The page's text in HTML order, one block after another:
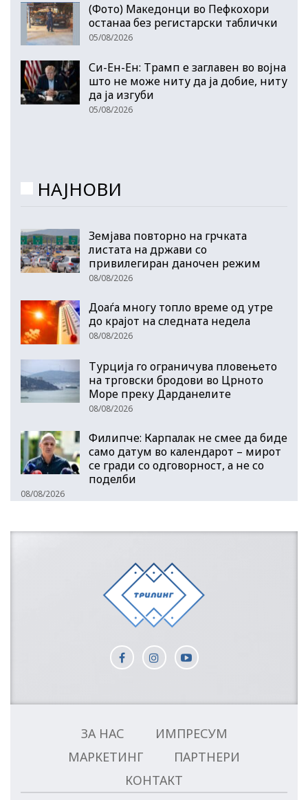
(Фото) Македонци во Пефкохори
останаа без регистарски таблички
05/08/2026
Си-Ен-Ен: Трамп е заглавен во војна
што не може ниту да ја добие, ниту
да ја изгуби
05/08/2026
НАЈНОВИ
Земјава повторно на грчката
листата на држави со
привилегиран даночен режим
08/08/2026
Доаѓа многу топло време од утре
до крајот на следната недела
08/08/2026
Турција го ограничува пловењето
на трговски бродови во Црното
Море преку Дарданелите
08/08/2026
Филипче: Карпалак не смее да биде
само датум во календарот – мирот
се гради со одговорност, а не со
поделби
08/08/2026
ЗА НАС
ИМПРЕСУМ
МАРКЕТИНГ
ПАРТНЕРИ
КОНТАКТ